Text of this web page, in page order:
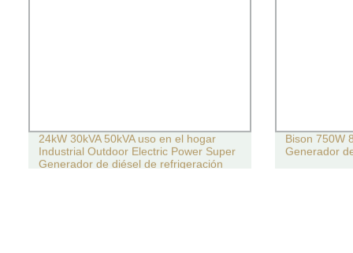
24kW 30kVA 50kVA uso en el hogar
Industrial Outdoor Electric Power Super
Generador de diésel de refrigeración
Bison 750W
Generador